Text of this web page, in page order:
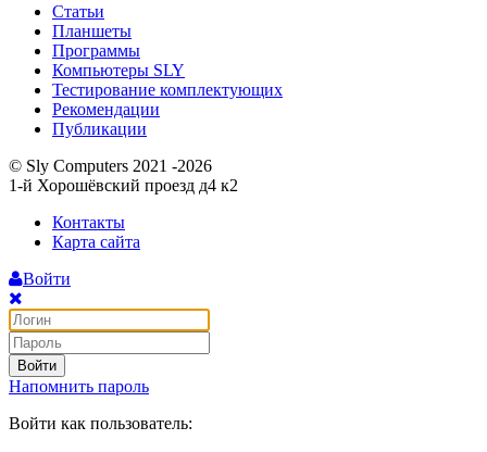
Статьи
Планшеты
Программы
Компьютеры SLY
Тестирование комплектующих
Рекомендации
Публикации
© Sly Computers 2021 -2026
1-й Хорошёвский проезд д4 к2
Контакты
Карта сайта
Войти
Войти
Напомнить пароль
Войти как пользователь: